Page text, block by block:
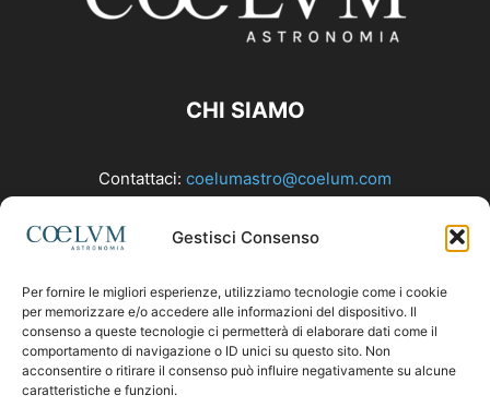
Gestisci Consenso
Per fornire le migliori esperienze, utilizziamo tecnologie come i cookie
per memorizzare e/o accedere alle informazioni del dispositivo. Il
consenso a queste tecnologie ci permetterà di elaborare dati come il
comportamento di navigazione o ID unici su questo sito. Non
acconsentire o ritirare il consenso può influire negativamente su alcune
caratteristiche e funzioni.
CHI SIAMO
Contattaci: coelumastro@coelum.com
SEGUICI